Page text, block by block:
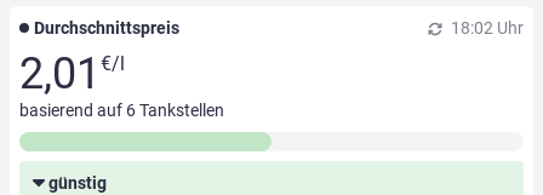
Durchschnittspreis 18:02 Uhr
2,01 €/l
basierend auf 6Tankstellen
günstig